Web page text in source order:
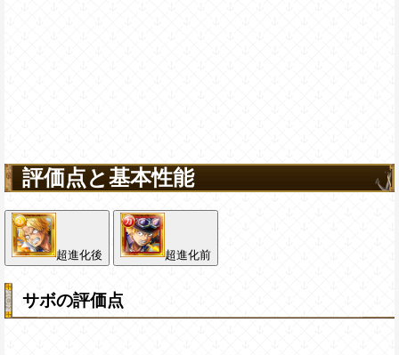
評価点と基本性能
超進化後 超進化前
サボの評価点